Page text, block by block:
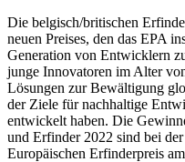
Die belgisch/britischen
neuen Preises, den das EPA
Generation von Entwicklern
junge Innovatoren im Alter
Lösungen zur Bewältigung
der Ziele für nachhaltige
entwickelt haben. Die
und Erfinder 2022 sind bei
Europäischen Erfinderpreis